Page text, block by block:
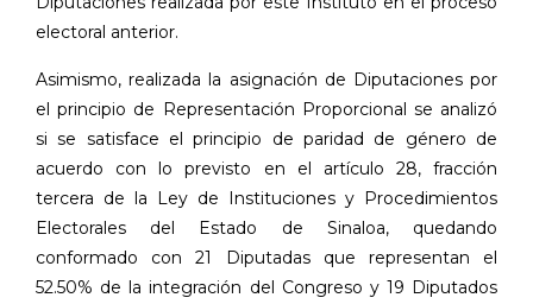
electoral anterior.
Asimismo, realizada la asignación de Diputaciones por
el principio de Representación Proporcional se analizó
si se satisface el principio de paridad de género de
acuerdo con lo previsto en el artículo 28, fracción
tercera de la Ley de Instituciones y Procedimientos
Electorales del Estado de Sinaloa, quedando
conformado con 21 Diputadas que representan el
52.50% de la integración del Congreso y 19 Diputados